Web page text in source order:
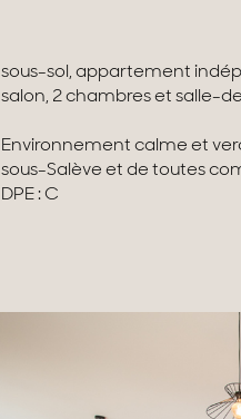
sous-sol, appartement
salon, 2 chambres et salle-
Environnement calme et
sous-Salève et de toutes
DPE : C